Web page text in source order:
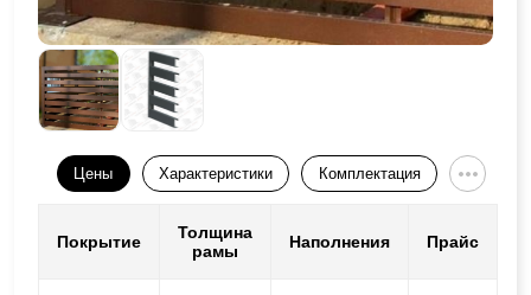
Цены Характеристики Комплектация
Покрытие
Толщина
рамы
Наполнения Прайс